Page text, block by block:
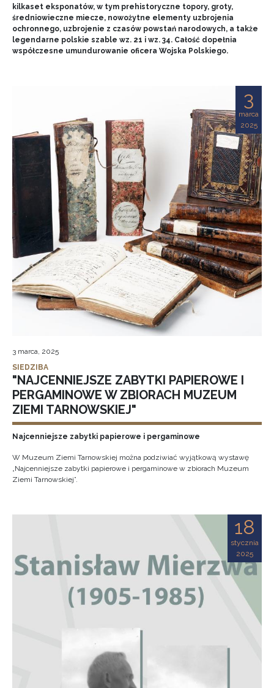
kilkaset eksponatów, w tym prehistoryczne topory, groty,
średniowieczne miecze, nowożytne elementy uzbrojenia
ochronnego, uzbrojenie z czasów powstań narodowych, a także
legendarne polskie szable wz. 21 i wz. 34. Całość dopełnia
współczesne umundurowanie oficera Wojska Polskiego.
3
marca
2025
3 marca, 2025
SIEDZIBA
"NAJCENNIEJSZE ZABYTKI PAPIEROWE I
PERGAMINOWE W ZBIORACH MUZEUM
ZIEMI TARNOWSKIEJ"
Najcenniejsze zabytki papierowe i pergaminowe
W Muzeum Ziemi Tarnowskiej można podziwiać wyjątkową wystawę
„Najcenniejsze zabytki papierowe i pergaminowe w zbiorach Muzeum
Ziemi Tarnowskiej”.
18
stycznia
2025